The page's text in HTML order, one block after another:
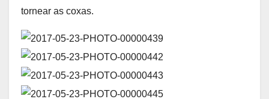
tornear as coxas.